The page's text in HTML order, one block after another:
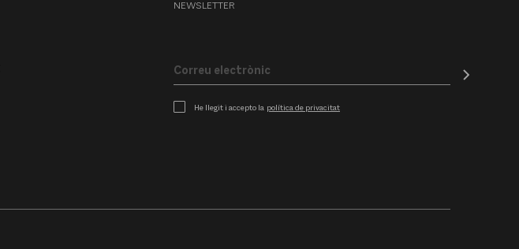
NEWSLETTER
He llegit i accepto la política de privacitat